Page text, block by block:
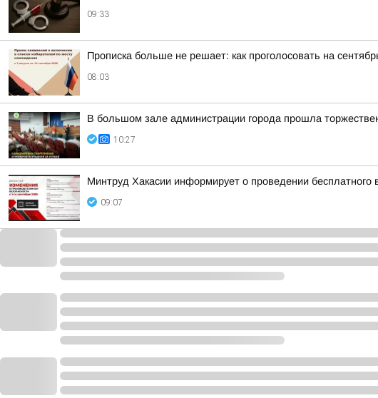
09:33
Прописка больше не решает: как проголосовать на
08:03
В большом зале администрации города прошла
10:27
Минтруд Хакасии информирует о проведении бесплатного
09:07